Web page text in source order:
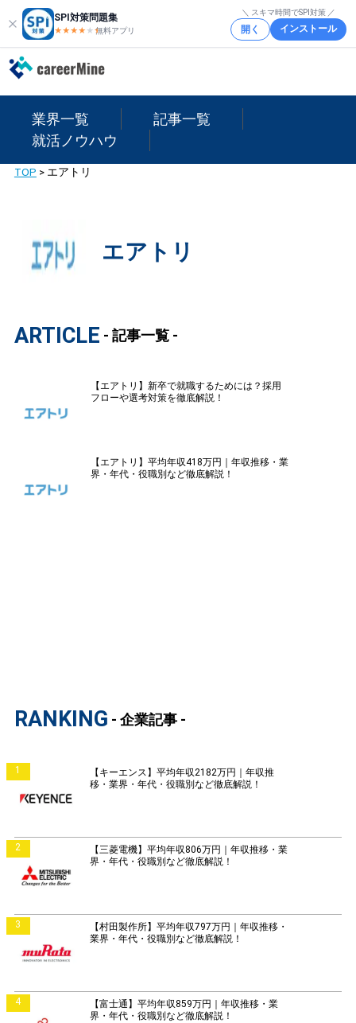
SPI対策問題集
★★★★ ★★
無料アプリ
＼ スキマ時間でSPI対策 ／
開く インストール
業界一覧
記事一覧
就活ノウハウ
TOP > エアトリ
エアトリ
ARTICLE - 記事一覧 -
【エアトリ】新卒で就職するためには？採用
フローや選考対策を徹底解説！
【エアトリ】平均年収418万円｜年収推移・業
界・年代・役職別など徹底解説！
RANKING - 企業記事 -
1
【キーエンス】平均年収2182万円｜年収推
移・業界・年代・役職別など徹底解説！
2
【三菱電機】平均年収806万円｜年収推移・業
界・年代・役職別など徹底解説！
3
【村田製作所】平均年収797万円｜年収推移・
業界・年代・役職別など徹底解説！
4
【富士通】平均年収859万円｜年収推移・業
界・年代・役職別など徹底解説！